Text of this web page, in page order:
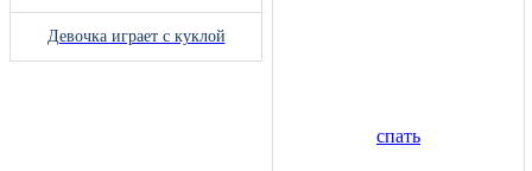
Девочка играет с куклой